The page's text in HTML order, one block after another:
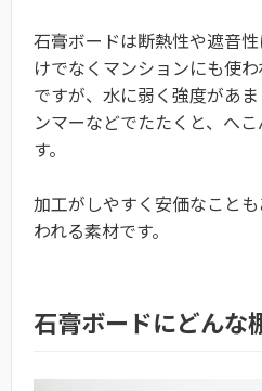
石膏ボードは断熱性や遮音
けでなくマンションにも使
ですが、水に弱く強度があ
ンマーなどでたたくと、へ
す。
加工がしやすく安価なこと
われる素材です。
石膏ボードにどんな